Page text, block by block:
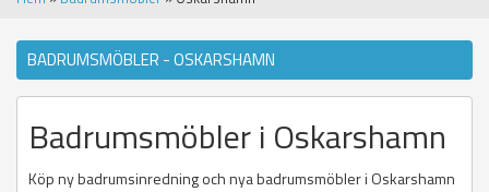
BADRUMSMÖBLER - OSKARSHAMN
Badrumsmöbler i Oskarshamn
Köp ny badrumsinredning och nya badrumsmöbler i Oskarshamn